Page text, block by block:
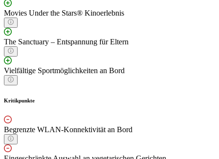
Movies Under the Stars® Kinoerlebnis
The Sanctuary – Entspannung für Eltern
Vielfältige Sportmöglichkeiten an Bord
Kritikpunkte
Begrenzte WLAN-Konnektivität an Bord